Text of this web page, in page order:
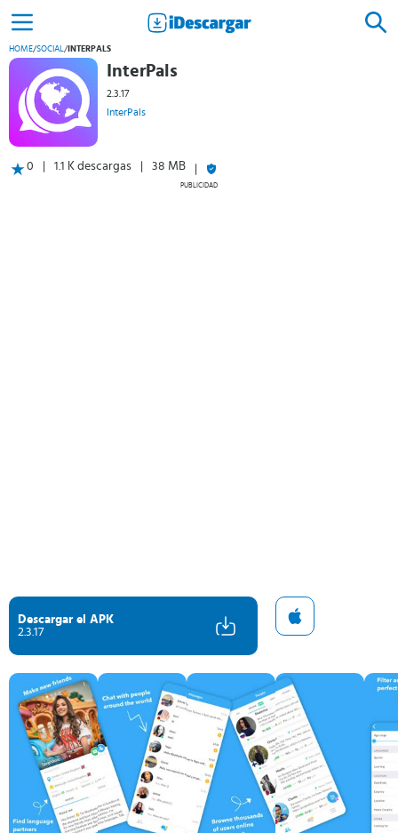
HOME/SOCIAL/ INTERPALS
InterPals
2.3.17
InterPals
0 1.1 K descargas 38 MB
PUBLICIDAD
Descargar el APK
2.3.17